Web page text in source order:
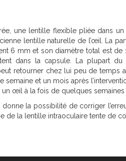
une lentille flexible pliée dans
lentille naturelle de l’œil. La
6 mm et son diamètre total est de
dans la capsule. La plupart du
retourner chez lui peu de temps
semaine et un mois après
œil à la fois de quelques semaines
donne la possibilité de corriger
de la lentille intraoculaire tente de